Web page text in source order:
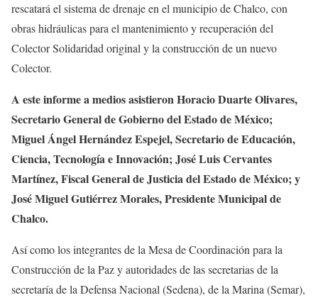
rescatará el sistema de drenaje en el municipio de Chalco, con
obras hidráulicas para el mantenimiento y recuperación del
Colector Solidaridad original y la construcción de un nuevo
Colector.
A este informe a medios asistieron Horacio Duarte Olivares,
Secretario General de Gobierno del Estado de México;
Miguel Ángel Hernández Espejel, Secretario de Educación,
Ciencia, Tecnología e Innovación; José Luis Cervantes
Martínez, Fiscal General de Justicia del Estado de México; y
José Miguel Gutiérrez Morales, Presidente Municipal de
Chalco.
Así como los integrantes de la Mesa de Coordinación para la
Construcción de la Paz y autoridades de las secretarias de la
secretaría de la Defensa Nacional (Sedena), de la Marina (Semar),